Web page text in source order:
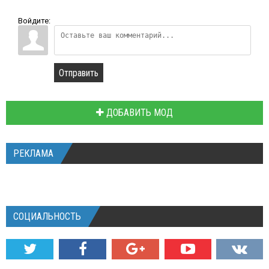
Войдите:
Отправить
ДОБАВИТЬ МОД
РЕКЛАМА
СОЦИАЛЬНОСТЬ